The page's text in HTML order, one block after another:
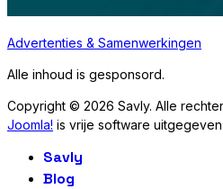
Advertenties & Samenwerkingen
Alle inhoud is gesponsord.
Copyright © 2026 Savly. Alle
Joomla! is vrije software
Savly
Blog